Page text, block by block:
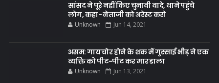
सांसद ने पूरे नहीं किए चुनावी वादे, थाने पहुंचे
लोग, कहा- नेताजी को अरेस्ट करो
Unknown Jun 14, 2021
असम: गाय चोर होने के शक में गुस्साई भीड़ ने एक
व्यक्ति को पीट-पीट कर मार डाला
Unknown Jun 13, 2021